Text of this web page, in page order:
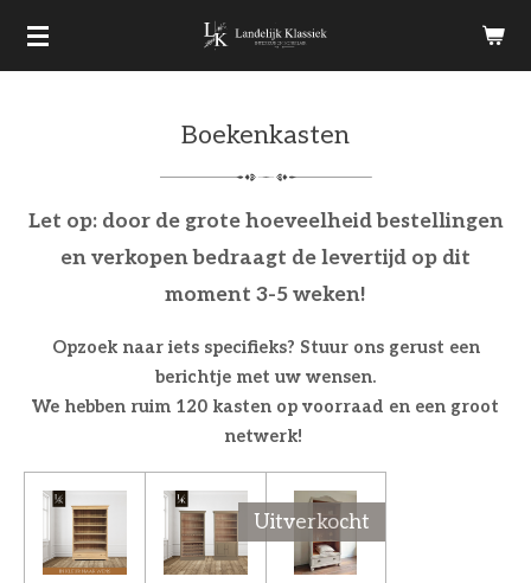
Ga
direct
Boekenkasten
Let op: door de grote hoeveelheid bestellingen
en verkopen bedraagt de levertijd op dit
moment 3-5 weken!
Opzoek naar iets specifieks? Stuur ons gerust een
berichtje met uw wensen.
We hebben ruim 120 kasten op voorraad en een groot
netwerk!
Uitverkocht